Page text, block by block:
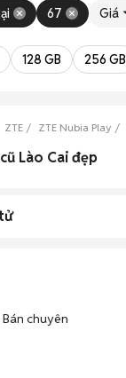
67 Giá
128 GB 256 GB
ZTE ZTE Nubia Play
Lào Cai đẹp
Bán chuyên